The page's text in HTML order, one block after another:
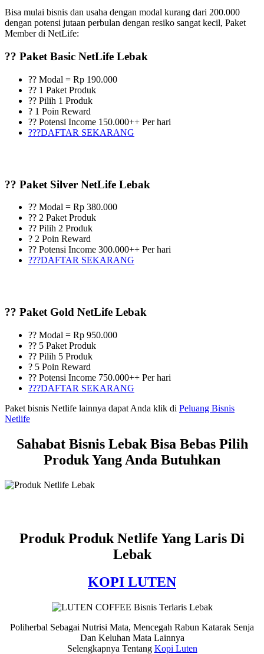
Bisa mulai bisnis dan usaha dengan modal kurang dari 200.000
dengan potensi jutaan perbulan dengan resiko sangat kecil, Paket
Member di NetLife:
?? Paket Basic NetLife Lebak
?? Modal = Rp 190.000
?? 1 Paket Produk
?? Pilih 1 Produk
? 1 Poin Reward
?? Potensi Income 150.000++ Per hari
???DAFTAR SEKARANG
?? Paket Silver NetLife Lebak
?? Modal = Rp 380.000
?? 2 Paket Produk
?? Pilih 2 Produk
? 2 Poin Reward
?? Potensi Income 300.000++ Per hari
???DAFTAR SEKARANG
?? Paket Gold NetLife Lebak
?? Modal = Rp 950.000
?? 5 Paket Produk
?? Pilih 5 Produk
? 5 Poin Reward
?? Potensi Income 750.000++ Per hari
???DAFTAR SEKARANG
Paket bisnis Netlife lainnya dapat Anda klik di Peluang Bisnis
Netlife
Sahabat Bisnis Lebak Bisa Bebas Pilih
Produk Yang Anda Butuhkan
Produk Produk Netlife Yang Laris Di
Lebak
KOPI LUTEN
Poliherbal Sebagai Nutrisi Mata, Mencegah Rabun Katarak Senja
Dan Keluhan Mata Lainnya
Selengkapnya Tentang Kopi Luten